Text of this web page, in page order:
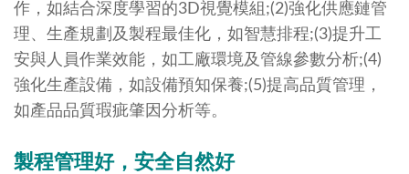
作，如結合深度學習的3D視覺模組;(2)強化供應鏈管
理、生產規劃及製程最佳化，如智慧排程;(3)提升工
安與人員作業效能，如工廠環境及管線參數分析;(4)
強化生產設備，如設備預知保養;(5)提高品質管理，
如產品品質瑕疵肇因分析等。
製程管理好，安全自然好